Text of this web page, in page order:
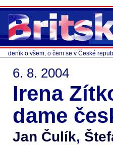
deník o všem, o čem se v České
6. 8. 2004
Irena
dame
Jan Čulík,